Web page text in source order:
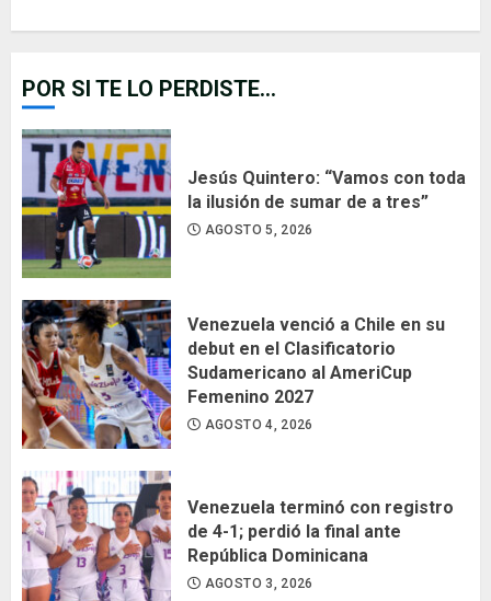
POR SI TE LO PERDISTE...
Jesús Quintero: “Vamos con toda
la ilusión de sumar de a tres”
AGOSTO 5, 2026
Venezuela venció a Chile en su
debut en el Clasificatorio
Sudamericano al AmeriCup
Femenino 2027
AGOSTO 4, 2026
Venezuela terminó con registro
de 4-1; perdió la final ante
República Dominicana
AGOSTO 3, 2026